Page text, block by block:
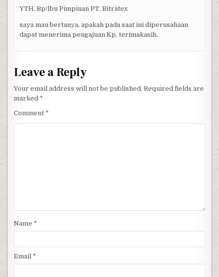
YTH. Bp/Ibu Pimpinan PT. Bitratex
saya mau bertanya, apakah pada saat ini diperusahaan
dapat menerima pengajuan Kp, terimakasih.
Leave a Reply
Your email address will not be published. Required fields are
marked *
Comment *
Name *
Email *